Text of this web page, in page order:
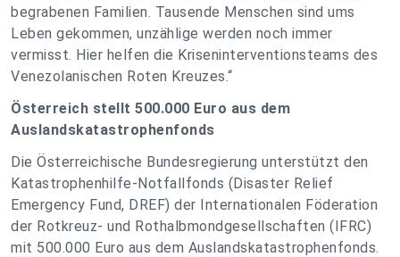
begrabenen Familien. Tausende Menschen sind ums
Leben gekommen, unzählige werden noch immer
vermisst. Hier helfen die Kriseninterventionsteams des
Venezolanischen Roten Kreuzes.“
Österreich stellt 500.000 Euro aus dem
Auslandskatastrophenfonds
Die Österreichische Bundesregierung unterstützt den
Katastrophenhilfe-Notfallfonds (Disaster Relief
Emergency Fund, DREF) der Internationalen Föderation
der Rotkreuz- und Rothalbmondgesellschaften (IFRC)
mit 500.000 Euro aus dem Auslandskatastrophenfonds.